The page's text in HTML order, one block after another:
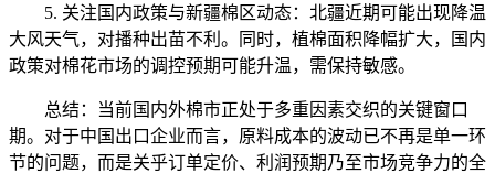
5. 关注国内政策与新疆棉区动态：北疆近期可能出现降温
大风天气，对播种出苗不利。同时，植棉面积降幅扩大，国内
政策对棉花市场的调控预期可能升温，需保持敏感。
总结：当前国内外棉市正处于多重因素交织的关键窗口
期。对于中国出口企业而言，原料成本的波动已不再是单一环
节的问题，而是关乎订单定价、利润预期乃至市场竞争力的全